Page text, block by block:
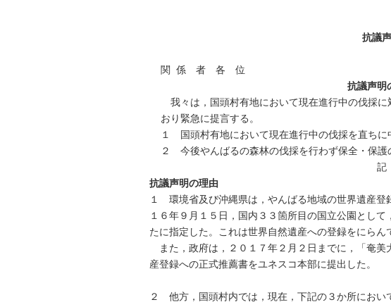
抗議
関 係 者 各 位
抗議声明
我々は，国頭村有地において現在進行中の伐採
おり緊急に提言する。
１ 国頭村有地において現在進行中の伐採を直ちに
２ 今後やんばるの森林の伐採を行わず保全・保護
記
抗議声明の理由
１ 環境省及び沖縄県は，やんばる地域の世界遺産登
１６年９月１５日，国内３３箇所目の国立公園とし
たに指定した。これは世界自然遺産への登録をにらん
また，政府は，２０１７年２月２日までに，「奄美
産登録への正式推薦書をユネスコ本部に提出した。
２ 他方，国頭村内では，現在，下記の３か所におい